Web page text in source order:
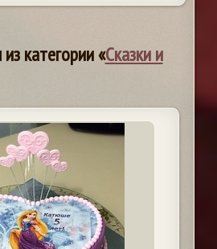
категории «Сказки и